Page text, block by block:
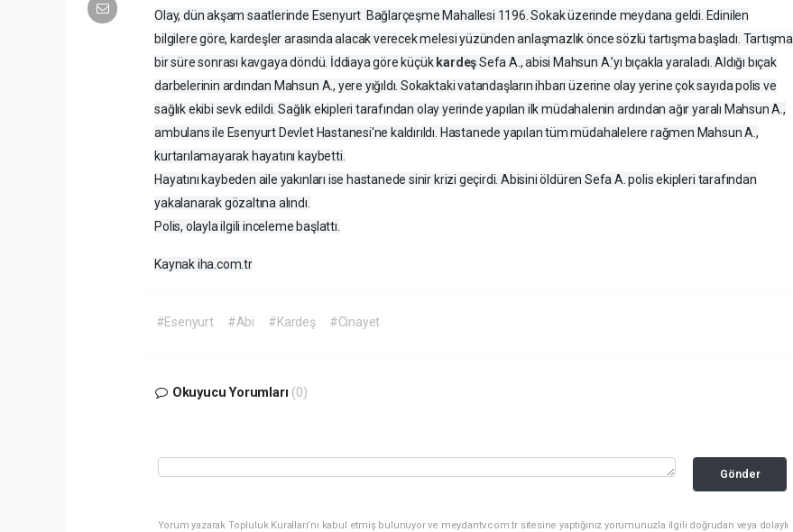
Olay, dün akşam saatlerinde Esenyurt Bağlarçeşme Mahallesi 1196. Sokak üzerinde meydana geldi. Edinilen
bilgilere göre, kardeşler arasında alacak verecek melesi yüzünden anlaşmazlık önce sözlü tartışma başladı. Tartışma
bir süre sonrası kavgaya döndü. İddiaya göre küçükkardeşSefa A., abisi Mahsun A.’yı bıçakla yaraladı. Aldığı bıçak
darbelerinin ardından Mahsun A., yere yığıldı. Sokaktaki vatandaşların ihbarı üzerine olay yerine çok sayıda polis ve
sağlık ekibi sevk edildi. Sağlık ekipleri tarafından olay yerinde yapılan ilk müdahalenin ardından ağır yaralı Mahsun A.,
ambulans ile Esenyurt Devlet Hastanesi'ne kaldırıldı. Hastanede yapılan tüm müdahalelere rağmen Mahsun A.,
kurtarılamayarak hayatını kaybetti.
Hayatını kaybeden aile yakınları ise hastanede sinir krizi geçirdi. Abisini öldüren Sefa A. polis ekipleri tarafından
yakalanarak gözaltına alındı.
Polis, olayla ilgili inceleme başlattı.
Kaynak iha.com.tr
#Esenyurt #Abi #Kardeş #Cinayet
Okuyucu Yorumları (0)
Gönder
Yorum yazarak Topluluk Kuralları’nı kabul etmiş bulunuyor ve meydantv.com.tr sitesine yaptığınız yorumunuzla ilgili doğrudan veya dolaylı